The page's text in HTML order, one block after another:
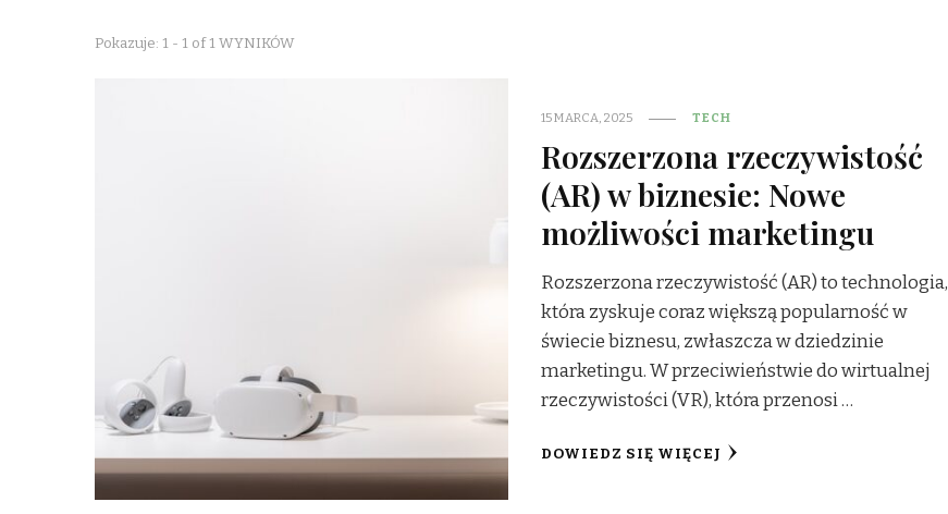
Pokazuje: 1 - 1 of 1 WYNIKÓW
15 MARCA, 2025 TECH
Rozszerzona rzeczywistość
(AR) w biznesie: Nowe
możliwości marketingu
Rozszerzona rzeczywistość (AR) to technologia,
która zyskuje coraz większą popularność w
świecie biznesu, zwłaszcza w dziedzinie
marketingu. W przeciwieństwie do wirtualnej
rzeczywistości (VR), która przenosi …
DOWIEDZ SIĘ WIĘCEJ